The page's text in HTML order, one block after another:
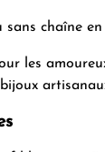
sans chaîne
les